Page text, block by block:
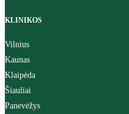
KLINIKOS
Vilnius
Kaunas
Klaipėda
Šiauliai
Panevėžys